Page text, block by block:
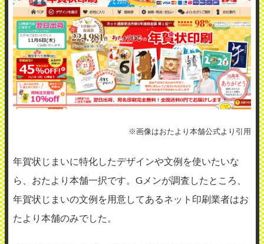
※画像はおたより本舗公式より引用
年賀状じまいに特化したデザインや文例を使いたいな
ら、おたより本舗一択です。Gメンが調査したところ、
年賀状じまいの文例を用意してあるネット印刷業者はお
たより本舗のみでした。